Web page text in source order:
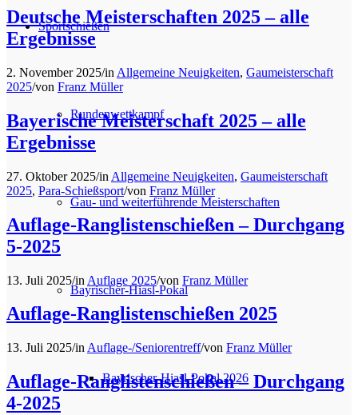
Sportschießen
Rundenwettkampf
Gau- und weiterführende Meisterschaften
Bayrischer-Hiasl-Pokal
Bayrischer-Hiasl-Pokal 2026
Deutsche Meisterschaften 2025 – alle
Ergebnisse
2. November 2025/in Allgemeine Neuigkeiten, Gaumeisterschaft
2025/von Franz Müller
Bayerische Meisterschaft 2025 – alle
Ergebnisse
27. Oktober 2025/in Allgemeine Neuigkeiten, Gaumeisterschaft
2025, Para-Schießsport/von Franz Müller
Auflage-Ranglistenschießen – Durchgang
5-2025
13. Juli 2025/in Auflage 2025/von Franz Müller
Auflage-Ranglistenschießen 2025
13. Juli 2025/in Auflage-/Seniorentreff/von Franz Müller
Auflage-Ranglistenschießen – Durchgang
4-2025